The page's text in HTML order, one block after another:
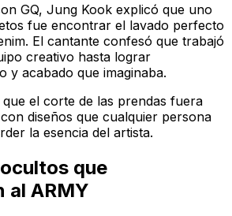
GQ, Jung Kook explicó que uno
fue encontrar el lavado perfecto
El cantante confesó que trabajó
creativo hasta lograr
y acabado que imaginaba.
que el corte de las prendas fuera
diseños que cualquier persona
la esencia del artista.
que
al ARMY